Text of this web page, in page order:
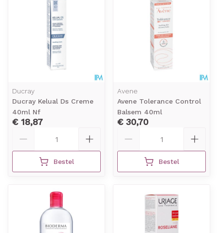
Ducray
Ducray Kelual Ds Creme
40ml Nf
€ 18,87
Bestel
Avene
Avene Tolerance Control
Balsem 40ml
€ 30,70
Bestel